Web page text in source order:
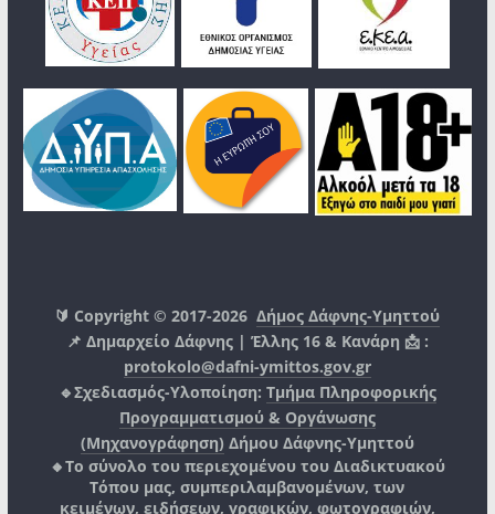
🔰 Copyright © 2017-2026Δήμος Δάφνης-Υμηττού
📌 Δημαρχείο Δάφνης | Έλλης 16 & Κανάρη 📩 :
protokolo@dafni-ymittos.gov.gr
🔹Σχεδιασμός-Υλοποίηση: Τμήμα Πληροφορικής
Προγραμματισμού & Οργάνωσης
(Μηχανογράφηση) Δήμου Δάφνης-Υμηττού
🔸Το σύνολο του περιεχομένου του Διαδικτυακού
Τόπου μας, συμπεριλαμβανομένων, των
κειμένων, ειδήσεων, γραφικών, φωτογραφιών,